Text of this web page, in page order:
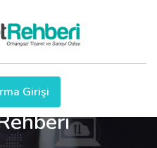
Girişi